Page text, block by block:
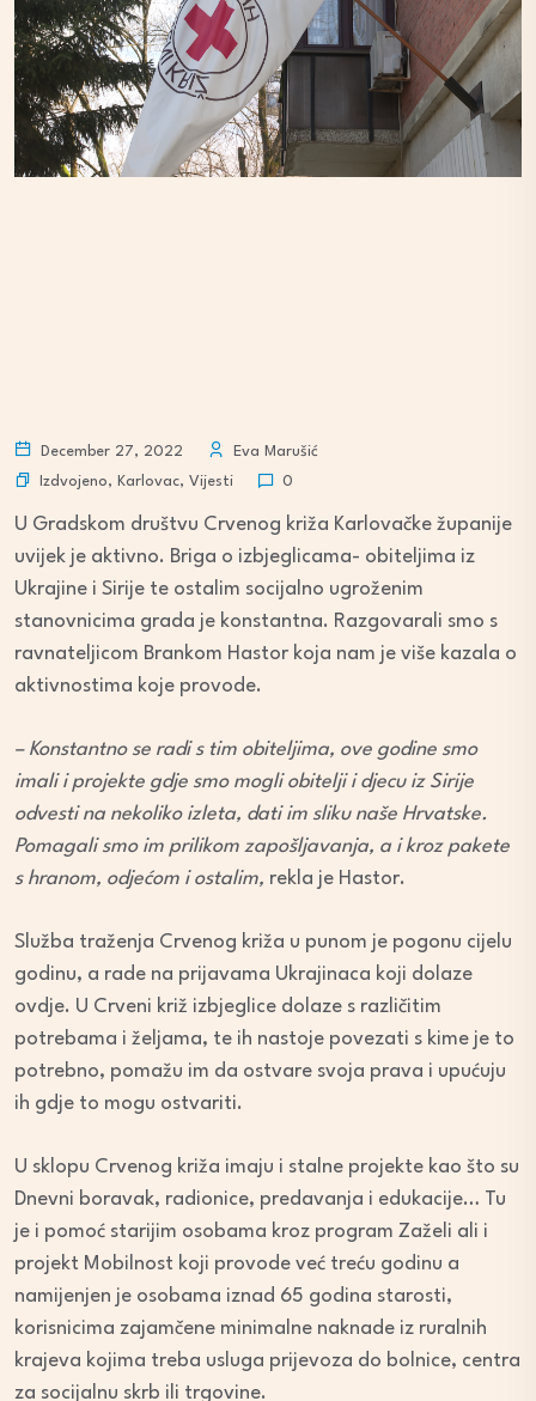
December 27, 2022
Eva Marušić
Izdvojeno, Karlovac, Vijesti 0
U Gradskom društvu Crvenog križa Karlovačke županije
uvijek je aktivno. Briga o izbjeglicama- obiteljima iz
Ukrajine i Sirije te ostalim socijalno ugroženim
stanovnicima grada je konstantna. Razgovarali smo s
ravnateljicom Brankom Hastor koja nam je više kazala o
aktivnostima koje provode.
– Konstantno se radi s tim obiteljima, ove godine smo
imali i projekte gdje smo mogli obitelji i djecu iz Sirije
odvesti na nekoliko izleta, dati im sliku naše Hrvatske.
Pomagali smo im prilikom zapošljavanja, a i kroz pakete
s hranom, odjećom i ostalim, rekla je Hastor.
Služba traženja Crvenog križa u punom je pogonu cijelu
godinu, a rade na prijavama Ukrajinaca koji dolaze
ovdje. U Crveni križ izbjeglice dolaze s različitim
potrebama i željama, te ih nastoje povezati s kime je to
potrebno, pomažu im da ostvare svoja prava i upućuju
ih gdje to mogu ostvariti.
U sklopu Crvenog križa imaju i stalne projekte kao što su
Dnevni boravak, radionice, predavanja i edukacije… Tu
je i pomoć starijim osobama kroz program Zaželi ali i
projekt Mobilnost koji provode već treću godinu a
namijenjen je osobama iznad 65 godina starosti,
korisnicima zajamčene minimalne naknade iz ruralnih
krajeva kojima treba usluga prijevoza do bolnice, centra
za socijalnu skrb ili trgovine.